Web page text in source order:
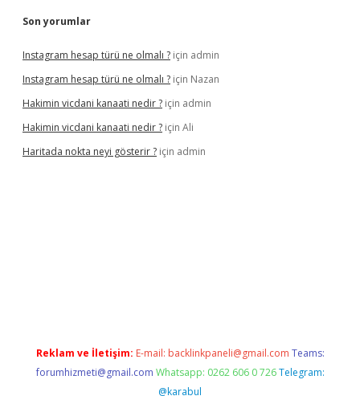
Son yorumlar
Instagram hesap türü ne olmalı ? için admin
Instagram hesap türü ne olmalı ? için Nazan
Hakimin vicdani kanaati nedir ? için admin
Hakimin vicdani kanaati nedir ? için Ali
Haritada nokta neyi gösterir ? için admin
Reklam ve İletişim: E-mail: backlinkpaneli@gmail.com Teams:
forumhizmeti@gmail.com Whatsapp: 0262 606 0 726 Telegram:
@karabul